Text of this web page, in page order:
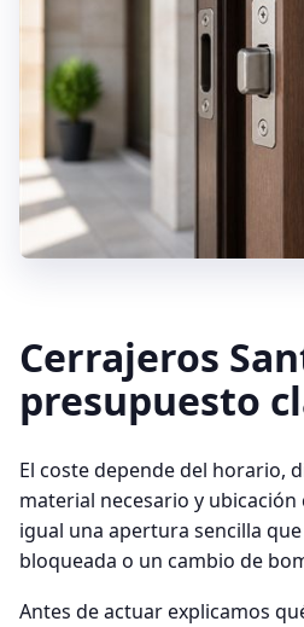
Cerrajeros
presupuesto
El coste depende del horario,
material necesario y
igual una apertura sencilla
bloqueada o un cambio de
Antes de actuar explicamos